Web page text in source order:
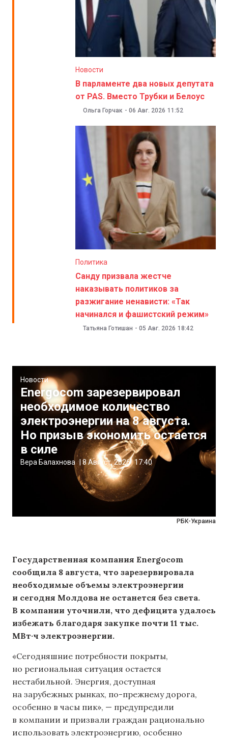
Новости
В парламенте два новых депутата
от PAS. Вместо Трубки и Белоус
Ольга Горчак - 06 Авг. 2026 11:52
Политика
Санду призвала жестче
наказывать политиков за
разжигание ненависти: «Так
начинался и фашистский режим»
Татьяна Готишан - 05 Авг. 2026 18:42
РБК-Украина
Новости
Energocom зарезервировал
необходимое количество
электроэнергии на 8 августа.
Но призыв экономить остается
в силе
Вера Балахнова 8 Август, 2026 17:40
Государственная компания Energocom
сообщила 8 августа, что зарезервировала
необходимые объемы электроэнергии
и сегодня Молдова не останется без света.
В компании уточнили, что дефицита удалось
избежать благодаря закупке почти 11 тыс.
МВт·ч электроэнергии.
«Сегодняшние потребности покрыты,
но региональная ситуация остается
нестабильной. Энергия, доступная
на зарубежных рынках, по-прежнему дорога,
особенно в часы пик», — предупредили
в компании и призвали граждан рационально
использовать электроэнергию, особенно